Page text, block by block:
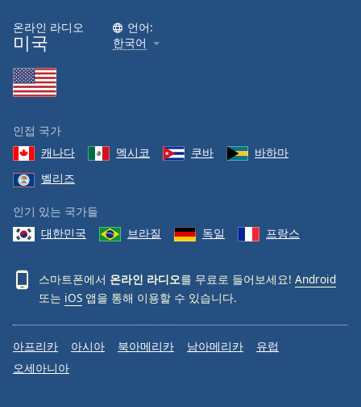
온라인 라디오
미국
언어:
한국어
인접 국가
캐나다
멕시코 쿠바
바하마
벨리즈
인기 있는 국가들
대한민국
브라질 독일 프랑스
스마트폰에서 온라인 라디오를 무료로 들어보세요! Android
또는 iOS 앱을 통해 이용할 수 있습니다.
아프리카 아시아 북아메리카 남아메리카
유럽
오세아니아